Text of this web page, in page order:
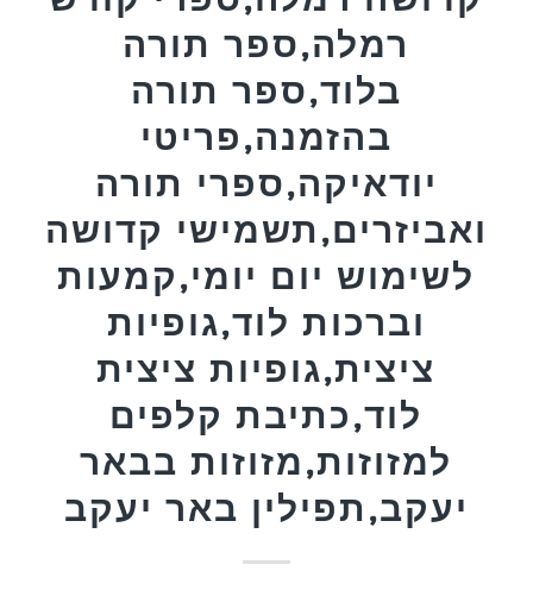
רמלה,ספר תורה
בלוד,ספר תורה
בהזמנה,פריטי
יודאיקה,ספרי תורה
ואביזרים,תשמישי קדושה
לשימוש יום יומי,קמעות
וברכות לוד,גופיות
ציצית,גופיות ציצית
לוד,כתיבת קלפים
למזוזות,מזוזות בבאר
יעקב,תפילין באר יעקב